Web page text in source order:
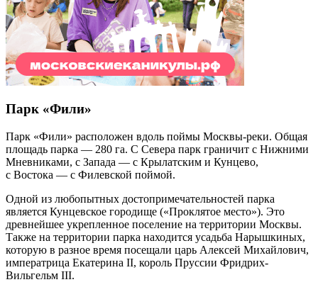
Парк «Фили»
Парк «Фили» расположен вдоль поймы Москвы-реки. Общая
площадь парка — 280 га. С Севера парк граничит с Нижними
Мневниками, с Запада — с Крылатским и Кунцево,
с Востока — с Филевской поймой.
Одной из любопытных достопримечательностей парка
является Кунцевское городище («Проклятое место»). Это
древнейшее укрепленное поселение на территории Москвы.
Также на территории парка находится усадьба Нарышкиных,
которую в разное время посещали царь Алексей Михайлович,
императрица Екатерина II, король Пруссии Фридрих-
Вильгельм III.